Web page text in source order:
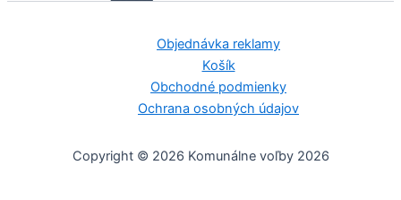
Objednávka reklamy
Košík
Obchodné podmienky
Ochrana osobných údajov
Copyright © 2026 Komunálne voľby 2026